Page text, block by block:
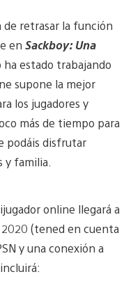
de retrasar la función
en Sackboy: Una
ha estado trabajando
supone la mejor
los jugadores y
más de tiempo para
podáis disfrutar
familia.
online llegará a
(tened en cuenta
y una conexión a